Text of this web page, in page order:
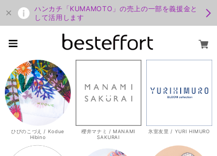
ハンカチ「KUMAMOTO」の売上の一部を義援金と
して活用します
ひびのこづえ / Kodue
Hibino
櫻井マナミ / MANAMI
SAKURAI
氷室友里 / YURI HIMURO